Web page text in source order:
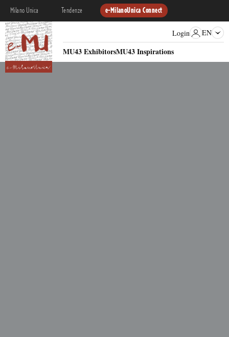
Milano Unica Tendenze e-MilanoUnica Connect
MU43 ExhibitorsMU43 Inspirations
Login EN